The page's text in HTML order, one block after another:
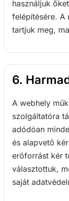
használjuk
felépítésére. A
tartjuk meg,
6.
A webhely
szolgáltatóra
adódóan
és alapvető
erőforrást kér
választottuk,
saját